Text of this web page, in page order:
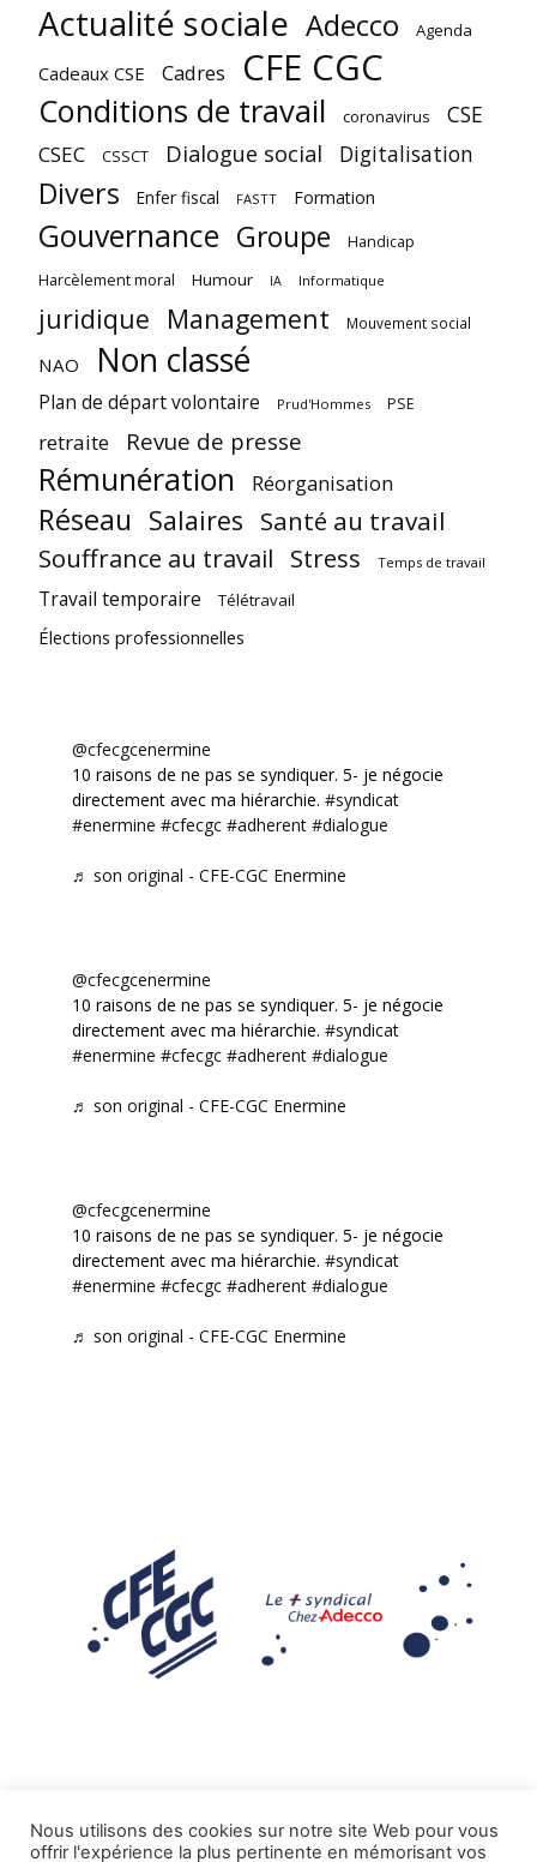
Actualité sociale Adecco Agenda
Cadeaux CSE Cadres CFE CGC
Conditions de travail coronavirus CSE
CSEC CSSCT Dialogue social Digitalisation
Divers Enfer fiscal FASTT Formation
Gouvernance Groupe Handicap
Harcèlement moral Humour IA Informatique
juridique Management Mouvement social
NAO Non classé
Plan de départ volontaire Prud'Hommes PSE
retraite Revue de presse
Rémunération Réorganisation
Réseau Salaires Santé au travail
Souffrance au travail Stress Temps de travail
Travail temporaire Télétravail
Élections professionnelles
@cfecgcenermine
10 raisons de ne pas se syndiquer. 5- je négocie
directement avec ma hiérarchie. #syndicat
#enermine #cfecgc #adherent #dialogue
♬ son original - CFE-CGC Enermine
@cfecgcenermine
10 raisons de ne pas se syndiquer. 5- je négocie
directement avec ma hiérarchie. #syndicat
#enermine #cfecgc #adherent #dialogue
♬ son original - CFE-CGC Enermine
@cfecgcenermine
10 raisons de ne pas se syndiquer. 5- je négocie
directement avec ma hiérarchie. #syndicat
#enermine #cfecgc #adherent #dialogue
♬ son original - CFE-CGC Enermine
Nous utilisons des cookies sur notre site Web pour vous
offrir l'expérience la plus pertinente en mémorisant vos